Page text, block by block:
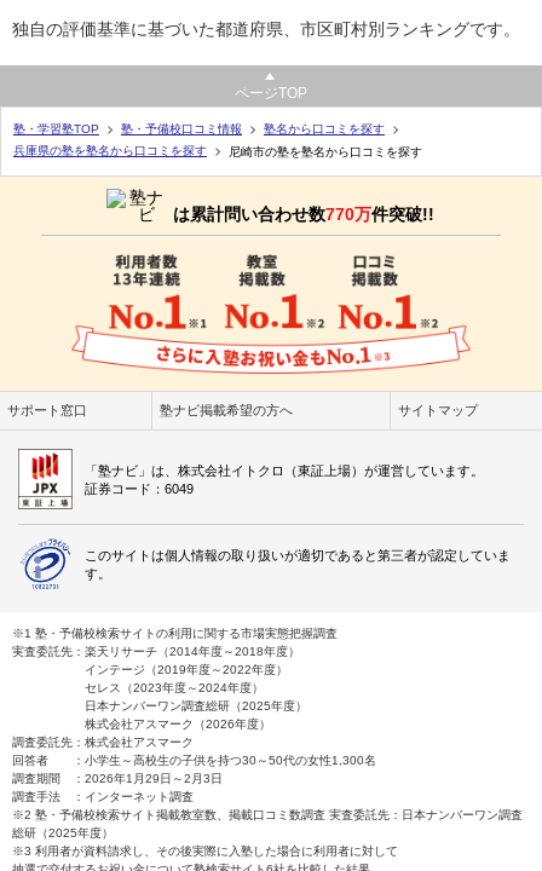
独自の評価基準に基づいた都道府県、市区町村別ランキングです。
ページTOP
塾・学習塾TOP 塾・予備校口コミ情報
塾名から口コミを探す
兵庫県の塾を塾名から口コミを探す
尼崎市の塾を塾名から口コミを探す
は累計問い合わせ数770万件突破!!
サポート窓口 塾ナビ掲載希望の方へ サイトマップ
「塾ナビ」は、株式会社イトクロ（東証上場）が運営しています。
証券コード：6049
このサイトは個人情報の取り扱いが適切であると第三者が認定していま
す。
※1 塾・予備校検索サイトの利用に関する市場実態把握調査
実査委託先：楽天リサーチ（2014年度～2018年度）
インテージ（2019年度～2022年度）
セレス（2023年度～2024年度）
日本ナンバーワン調査総研（2025年度）
株式会社アスマーク（2026年度）
調査委託先：株式会社アスマーク
回答者 ：小学生～高校生の子供を持つ30～50代の女性1,300名
調査期間 ：2026年1月29日～2月3日
調査手法 ：インターネット調査
※2 塾・予備校検索サイト掲載教室数、掲載口コミ数調査 実査委託先：日本ナンバーワン調査
総研（2025年度）
※3 利用者が資料請求し、その後実際に入塾した場合に利用者に対して